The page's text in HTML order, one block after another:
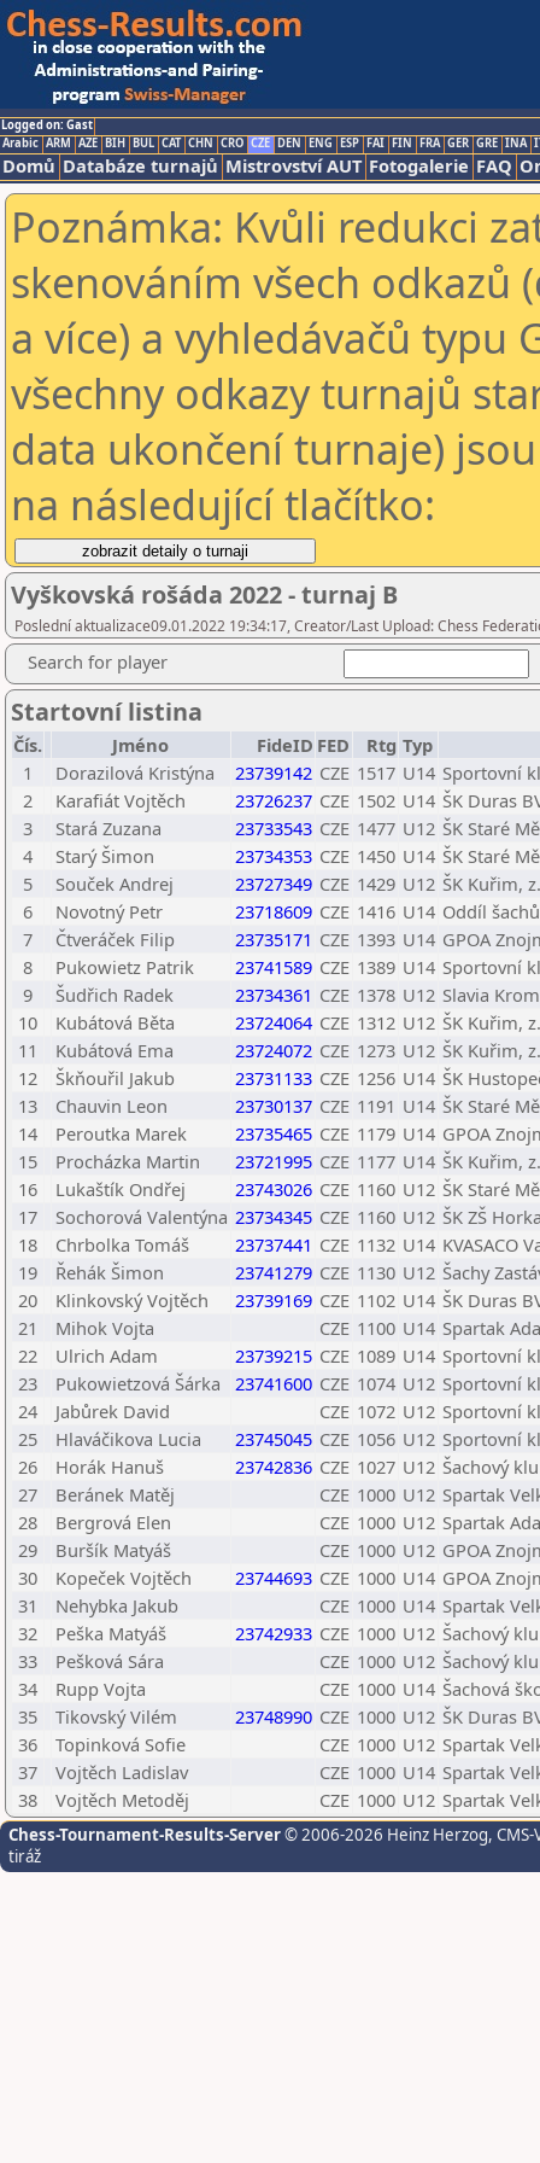
Logged on: Gast
Arabic ARM AZE BIH BUL CAT CHN CRO CZE DEN ENG ESP FAI FIN FRA GER GRE INA
Domů Databáze turnajů Mistrovství AUT Fotogalerie FAQ
Poznámka: Kvůli redukci
skenováním všech odkazů
a více) a vyhledávačů typu
všechny odkazy turnajů
data ukončení turnaje)
na následující tlačítko:
Vyškovská rošáda 2022 - turnaj B
Poslední aktualizace09.01.2022 19:34:17, Creator/Last Upload: Chess
Search for player
Startovní listina
Čís. Jméno FideID FED Rtg Typ
1
Dorazilová Kristýna 23739142 CZE 1517 U14 Sportovní
2
Karafiát Vojtěch 23726237 CZE 1502 U14 ŠK Duras
3
Stará Zuzana 23733543 CZE 1477 U12 ŠK Staré
4
Starý Šimon 23734353 CZE 1450 U14 ŠK Staré
5
Souček Andrej 23727349 CZE 1429 U12 ŠK Kuřim,
6
Novotný Petr 23718609 CZE 1416 U14 Oddíl
7
Čtveráček Filip 23735171 CZE 1393 U14 GPOA
8
Pukowietz Patrik 23741589 CZE 1389 U14 Sportovní
9
Šudřich Radek 23734361 CZE 1378 U12 Slavia
10
Kubátová Běta 23724064 CZE 1312 U12 ŠK Kuřim,
11
Kubátová Ema 23724072 CZE 1273 U12 ŠK Kuřim,
12
Škňouřil Jakub 23731133 CZE 1256 U14 ŠK
13
Chauvin Leon 23730137 CZE 1191 U14 ŠK Staré
14
Peroutka Marek 23735465 CZE 1179 U14 GPOA
15
Procházka Martin 23721995 CZE 1177 U14 ŠK Kuřim,
16
Lukaštík Ondřej 23743026 CZE 1160 U12 ŠK Staré
17
Sochorová Valentýna 23734345 CZE 1160 U12 ŠK ZŠ
18
Chrbolka Tomáš 23737441 CZE 1132 U14 KVASACO
19
Řehák Šimon 23741279 CZE 1130 U12 Šachy
20
Klinkovský Vojtěch 23739169 CZE 1102 U14 ŠK Duras
21
Mihok Vojta CZE 1100 U14 Spartak
22
Ulrich Adam 23739215 CZE 1089 U14 Sportovní
23
Pukowietzová Šárka 23741600 CZE 1074 U12 Sportovní
24
Jabůrek David CZE 1072 U12 Sportovní
25
Hlaváčikova Lucia 23745045 CZE 1056 U12 Sportovní
26
Horák Hanuš 23742836 CZE 1027 U12 Šachový
27
Beránek Matěj CZE 1000 U12 Spartak
28
Bergrová Elen CZE 1000 U12 Spartak
29
Buršík Matyáš CZE 1000 U12 GPOA
30
Kopeček Vojtěch 23744693 CZE 1000 U14 GPOA
31
Nehybka Jakub CZE 1000 U14 Spartak
32
Peška Matyáš 23742933 CZE 1000 U12 Šachový
33
Pešková Sára CZE 1000 U12 Šachový
34
Rupp Vojta CZE 1000 U14 Šachová
35
Tikovský Vilém 23748990 CZE 1000 U12 ŠK Duras
36
Topinková Sofie CZE 1000 U12 Spartak
37
Vojtěch Ladislav CZE 1000 U14 Spartak
38
Vojtěch Metoděj CZE 1000 U12 Spartak
Chess-Tournament-Results-Server© 2006-2026 Heinz Herzog,
tiráž